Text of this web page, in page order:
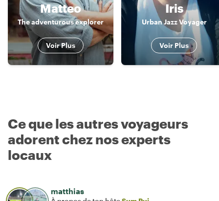
Matteo
The adventurous explorer
Voir Plus
Iris
Urban Jazz Voyager
Voir Plus
Ce que les autres voyageurs
adorent chez nos experts
locaux
matthias